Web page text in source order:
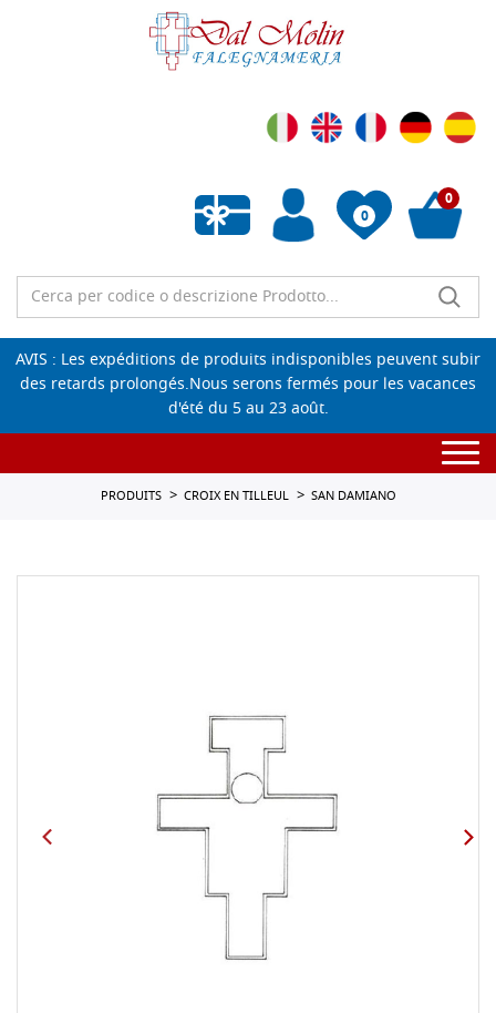
0
Liste de souhaits vide
0
AVIS : Les expéditions de produits indisponibles peuvent subir
des retards prolongés.Nous serons fermés pour les vacances
d'été du 5 au 23 août.
PRODUITS CROIX EN TILLEUL SAN DAMIANO